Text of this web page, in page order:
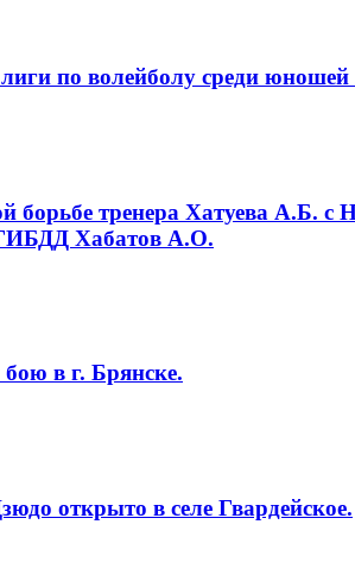
по волейболу среди юношей
борьбе тренера Хатуева
Хабатов А.О.
в г. Брянске.
открыто в селе Гвардейское.